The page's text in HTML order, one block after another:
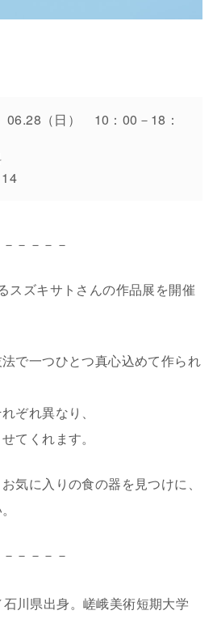
（日）　10：00－18：
－－－－
スズキサトさんの作品展を開催
で一つひとつ真心込めて作られ
ぞれ異なり、
てくれます。
気に入りの食の器を見つけに、
－－－－
川県出身。嵯峨美術短期大学